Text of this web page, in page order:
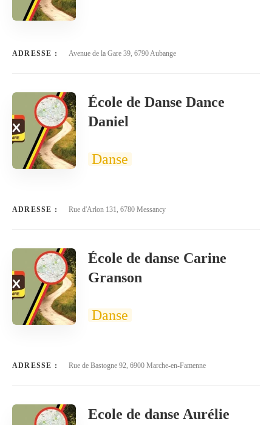
ADRESSE : Avenue de la Gare 39, 6790 Aubange
École de Danse Dance
Daniel
Danse
ADRESSE : Rue d'Arlon 131, 6780 Messancy
École de danse Carine
Granson
Danse
ADRESSE : Rue de Bastogne 92, 6900 Marche-en-Famenne
Ecole de danse Aurélie